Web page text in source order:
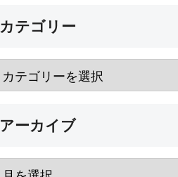
カテゴリー
アーカイブ